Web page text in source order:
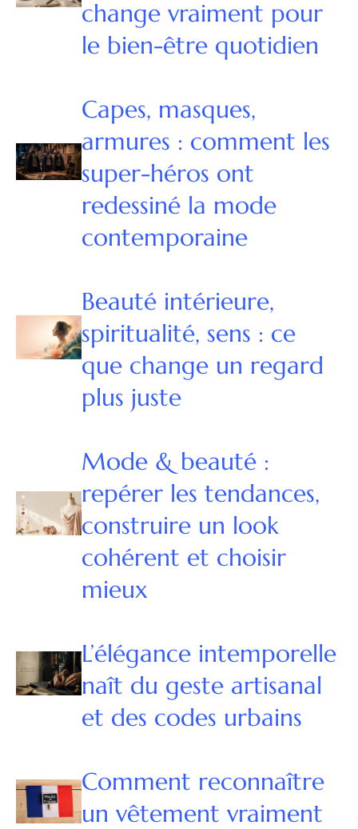
change vraiment pour
le bien-être quotidien
Capes, masques,
armures : comment les
super-héros ont
redessiné la mode
contemporaine
Beauté intérieure,
spiritualité, sens : ce
que change un regard
plus juste
Mode & beauté :
repérer les tendances,
construire un look
cohérent et choisir
mieux
L’élégance intemporelle
naît du geste artisanal
et des codes urbains
Comment reconnaître
un vêtement vraiment